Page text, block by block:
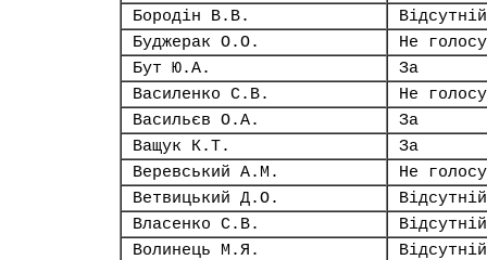
Бородін В.В.
Відсутній
Буджерак О.О.
Не
Бут Ю.А.
За
Василенко С.В.
Не
Васильєв О.А.
За
Ващук К.Т.
За
Веревський А.М.
Не
Ветвицький Д.О.
Відсутній
Власенко С.В.
Відсутній
Волинець М.Я.
Відсутній